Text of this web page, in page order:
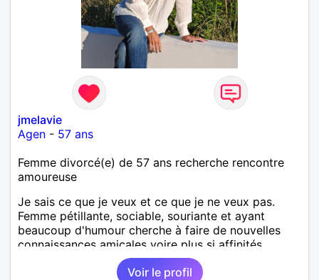
jmelavie
Agen - 57 ans
Femme divorcé(e) de 57 ans recherche rencontre
amoureuse
Je sais ce que je veux et ce que je ne veux pas.
Femme pétillante, sociable, souriante et ayant
beaucoup d'humour cherche à faire de nouvelles
connaissances amicales voire plus si affinités.
Voir le profil